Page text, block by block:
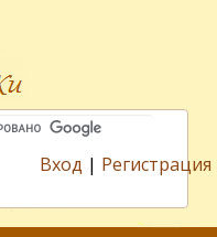
Вход | Регистрация